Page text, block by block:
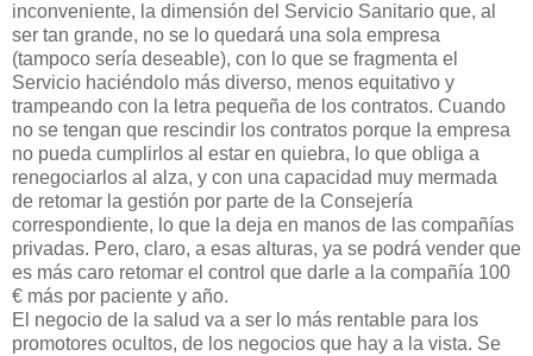
inconveniente, la dimensión del Servicio Sanitario que, al
ser tan grande, no se lo quedará una sola empresa
(tampoco sería deseable), con lo que se fragmenta el
Servicio haciéndolo más diverso, menos equitativo y
trampeando con la letra pequeña de los contratos. Cuando
no se tengan que rescindir los contratos porque la empresa
no pueda cumplirlos al estar en quiebra, lo que obliga a
renegociarlos al alza, y con una capacidad muy mermada
de retomar la gestión por parte de la Consejería
correspondiente, lo que la deja en manos de las compañías
privadas. Pero, claro, a esas alturas, ya se podrá vender que
es más caro retomar el control que darle a la compañía 100
€ más por paciente y año.
El negocio de la salud va a ser lo más rentable para los
promotores ocultos, de los negocios que hay a la vista. Se